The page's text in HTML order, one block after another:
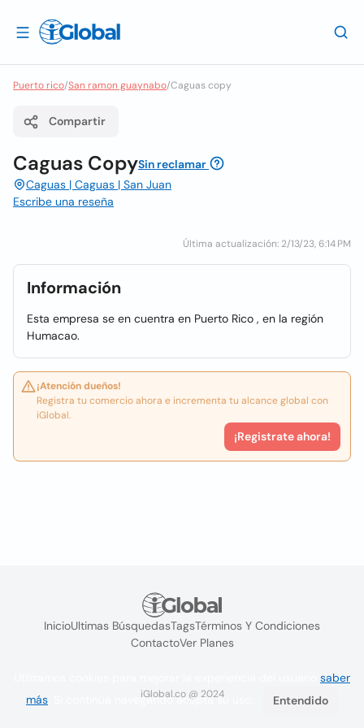
Puerto rico/San ramon guaynabo/Caguas copy
Compartir
Caguas CopySin reclamar
Caguas | Caguas | San Juan
Escribe una reseña
Última actualización: 2/13/23, 6:14 PM
Información
Esta empresa se en cuentra en Puerto Rico , en la región
Humacao.
¡Atención dueños!
Registra tu comercio ahora e incrementa tu alcance global con
iGlobal.
¡Registrate ahora!
InicioUltimas BúsquedasTagsTérminos Y Condiciones
ContactoVer Planes
iGlobal.co @ 2024
saber
más . Si continúa navegando acepta su uso. Entendido